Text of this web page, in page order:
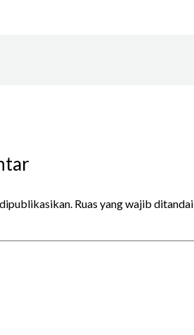
Ruas yang wajib ditandai